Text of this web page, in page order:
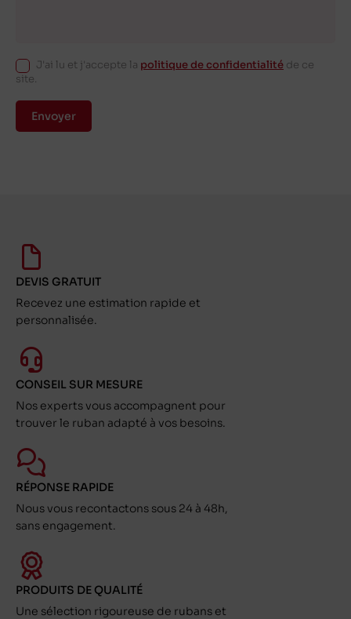
J'ai lu et j'accepte la politique de confidentialité de ce
site.
Envoyer
DEVIS GRATUIT
Recevez une estimation rapide et
personnalisée.
CONSEIL SUR MESURE
Nos experts vous accompagnent pour
trouver le ruban adapté à vos besoins.
RÉPONSE RAPIDE
Nous vous recontactons sous 24 à 48h,
sans engagement.
PRODUITS DE QUALITÉ
Une sélection rigoureuse de rubans et